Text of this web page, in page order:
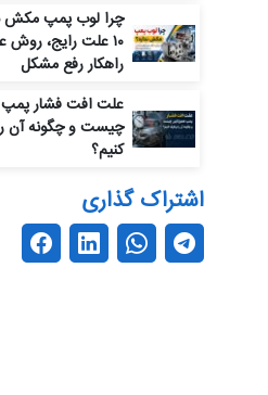
چرا لوب پمپ مکش
۱۰ علت رایج، روش
راهکار رفع مشکل
علت افت فشار پمپ
چیست و چگونه آن
کنیم؟
اشتراک گذاری